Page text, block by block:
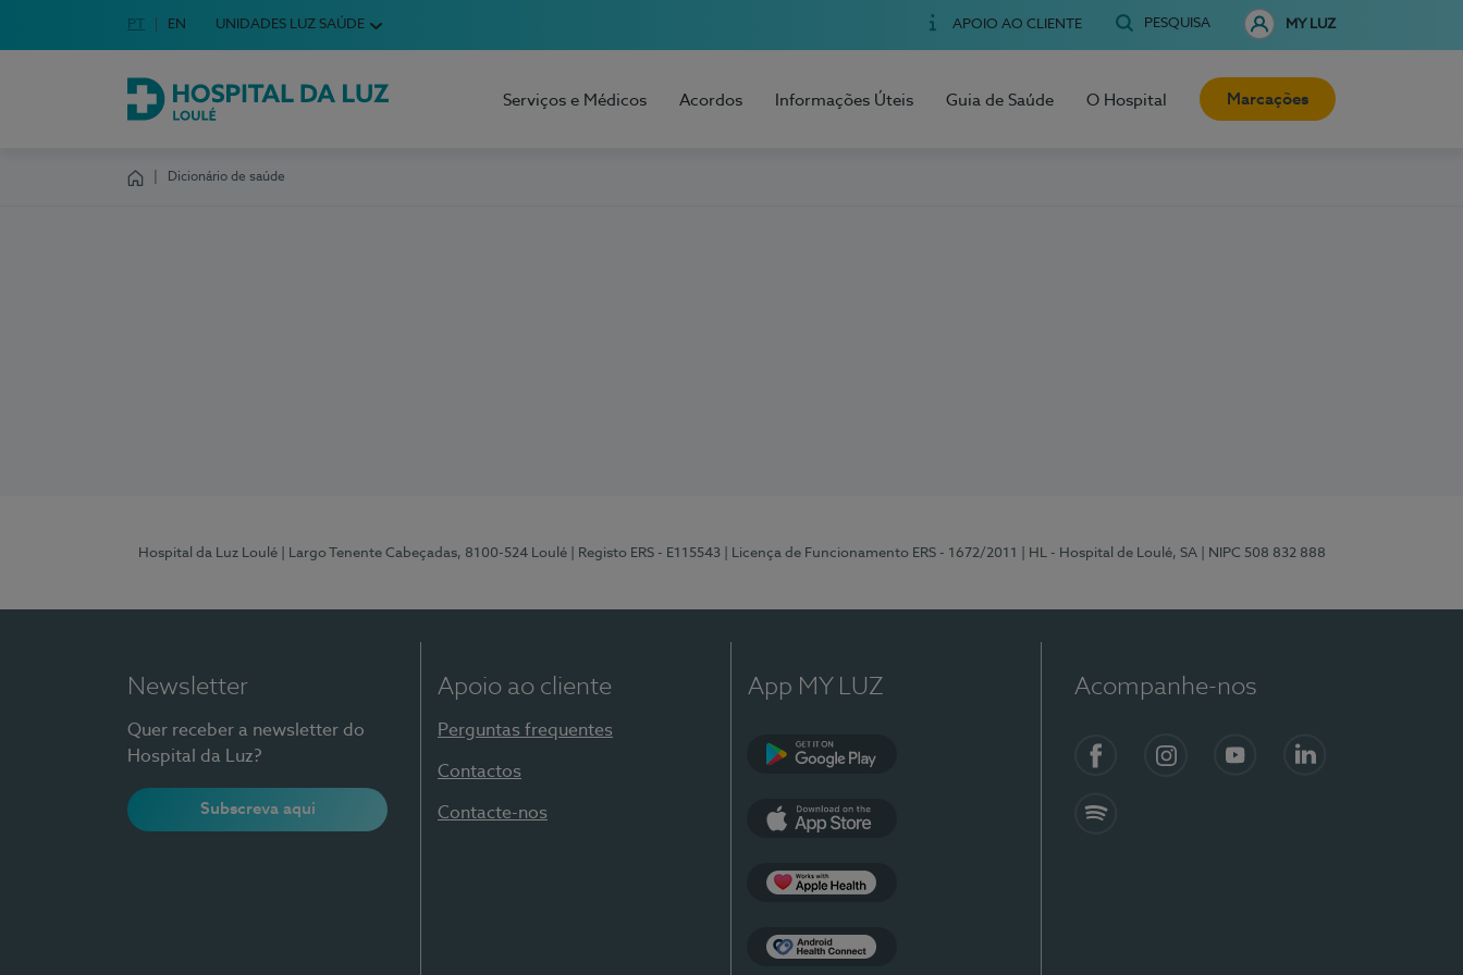
Escolha o seu idioma
Idioma em Português
PT English Language
EN UNIDADES LUZ SAÚDE APOIO AO CLIENTE PESQUISA MY LUZ
Hospital da Luz Loulé
Serviços e Médicos Acordos Informações Úteis Guia de Saúde O Hospital Marcações
Dicionário de saúde
Hospital da Luz Loulé | Largo Tenente Cabeçadas, 8100-524 Loulé | Registo ERS - E115543 | Licença de Funcionamento ERS - 1672/2011 | HL - Hospital de Loulé, SA | NIPC 508 832 888
Newsletter
Quer receber a newsletter do
Hospital da Luz?
Subscreva aqui
Apoio ao cliente
Perguntas frequentes
Contactos
Contacte-nos
App MY LUZ Acompanhe-nos